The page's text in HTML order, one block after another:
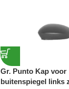
Gr. Punto Kap voor
buitenspiegel links